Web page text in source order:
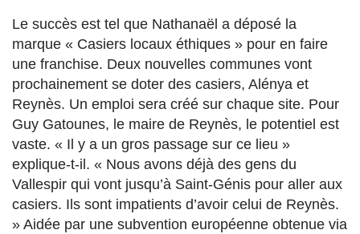
Le succès est tel que Nathanaël a déposé la
marque « Casiers locaux éthiques » pour en faire
une franchise. Deux nouvelles communes vont
prochainement se doter des casiers, Alénya et
Reynès. Un emploi sera créé sur chaque site. Pour
Guy Gatounes, le maire de Reynès, le potentiel est
vaste. « Il y a un gros passage sur ce lieu »
explique-t-il. « Nous avons déjà des gens du
Vallespir qui vont jusqu’à Saint-Génis pour aller aux
casiers. Ils sont impatients d’avoir celui de Reynès.
» Aidée par une subvention européenne obtenue via